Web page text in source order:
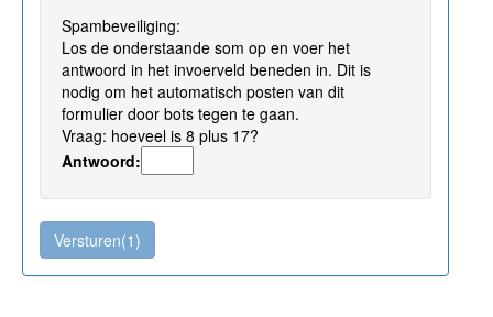
Spambeveiliging:
Los de onderstaande som op en voer het
antwoord in het invoerveld beneden in. Dit is
nodig om het automatisch posten van dit
formulier door bots tegen te gaan.
Vraag: hoeveel is 8 plus 17?
Antwoord: